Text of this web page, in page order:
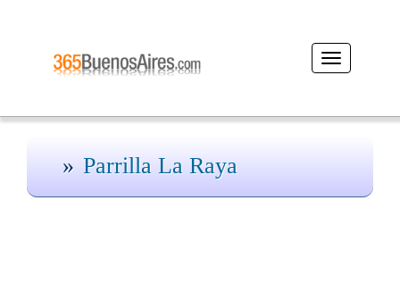
Desplegar
navegación
Parrilla La Raya